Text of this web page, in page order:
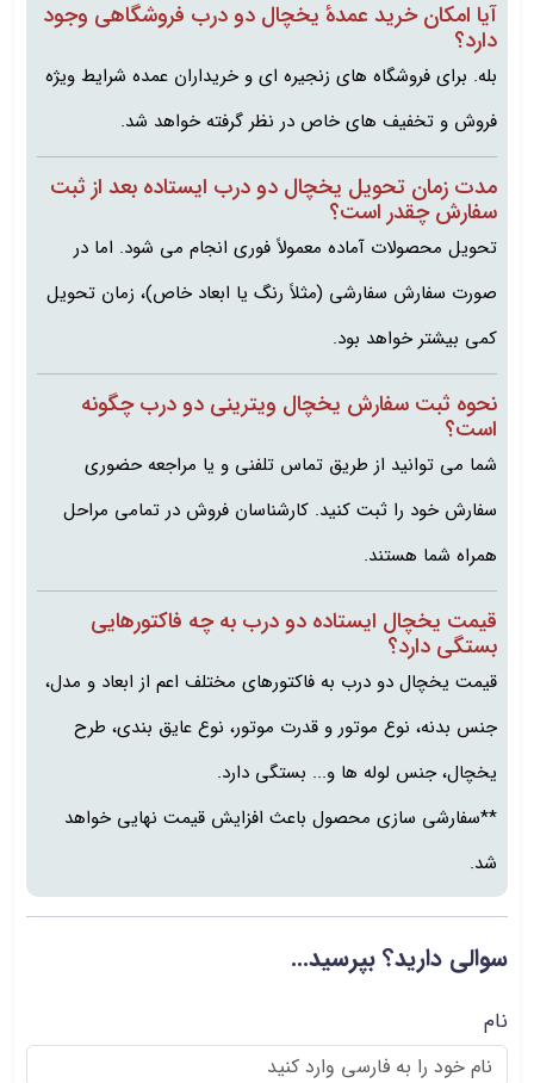
آیا امکان خرید عمدهٔ یخچال دو درب فروشگاهی وجود
دارد؟
بله. برای فروشگاه‌ های زنجیره‌ ای و خریداران عمده شرایط ویژه
فروش و تخفیف‌ های خاص در نظر گرفته خواهد شد.
مدت زمان تحویل یخچال دو درب ایستاده بعد از ثبت
سفارش چقدر است؟
تحویل محصولات آماده معمولاً فوری انجام می‌ شود. اما در
صورت سفارش سفارشی (مثلاً رنگ یا ابعاد خاص)، زمان تحویل
کمی بیشتر خواهد بود.
نحوه ثبت سفارش یخچال ویترینی دو درب چگونه
است؟
شما می‌ توانید از طریق تماس تلفنی و یا مراجعه حضوری
سفارش خود را ثبت کنید. کارشناسان فروش در تمامی مراحل
همراه شما هستند.
قیمت یخچال ایستاده دو درب به چه فاکتورهایی
بستگی دارد؟
قیمت یخچال دو درب به فاکتورهای مختلف اعم از ابعاد و مدل،
جنس بدنه، نوع موتور و قدرت موتور، نوع عایق بندی، طرح
یخچال، جنس لوله ها و... بستگی دارد.
**سفارشی سازی محصول باعث افزایش قیمت نهایی خواهد
شد.
سوالی دارید؟ بپرسید...
نام